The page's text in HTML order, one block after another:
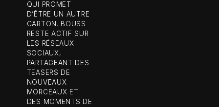
QUI PROMET
D’ÊTRE UN AUTRE
CARTON. BOUSS
RESTE ACTIF SUR
LES RÉSEAUX
SOCIAUX,
PARTAGEANT DES
TEASERS DE
NOUVEAUX
MORCEAUX ET
DES MOMENTS DE